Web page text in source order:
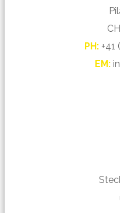
PH: +41
EM: